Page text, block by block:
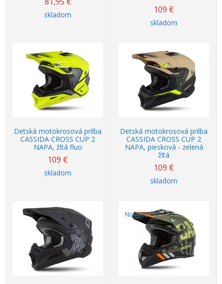
skladom 109 €
skladom
Detská motokrosová prilba
CASSIDA CROSS CUP 2
NAPA, žltá fluo
109 €
skladom
Detská motokrosová prilba
CASSIDA CROSS CUP 2
NAPA, piesková - zelená
žltá
109 €
skladom
Novinka